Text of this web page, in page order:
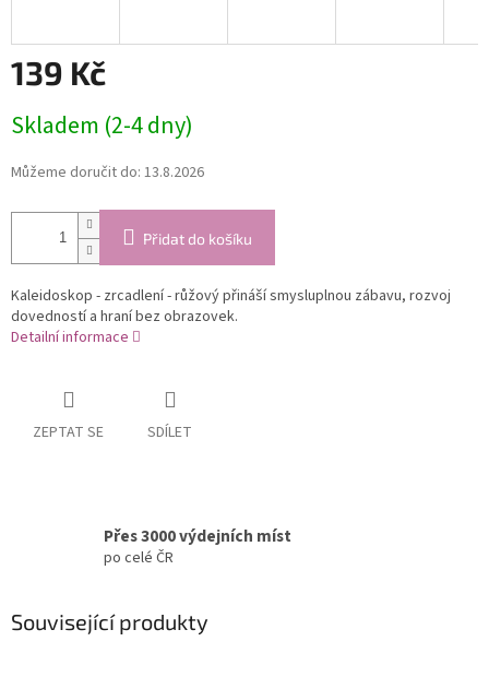
139 Kč
cena:
Skladem (2-4 dny)
Můžeme doručit do: 13.8.2026
Přidat do košíku
Kaleidoskop - zrcadlení - růžový přináší smysluplnou zábavu, rozvoj
dovedností a hraní bez obrazovek.
Detailní informace
ZEPTAT SE SDÍLET
Přes 3000 výdejních míst
po celé ČR
Související produkty